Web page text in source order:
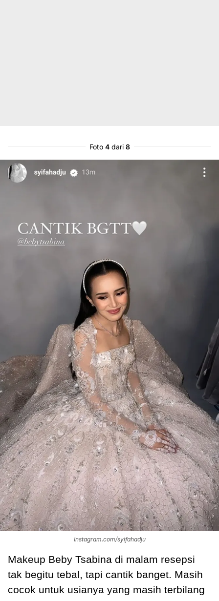
Foto 4dari 8
Instagram.com/syifahadju
Makeup Beby Tsabina di malam resepsi
tak begitu tebal, tapi cantik banget. Masih
cocok untuk usianya yang masih terbilang